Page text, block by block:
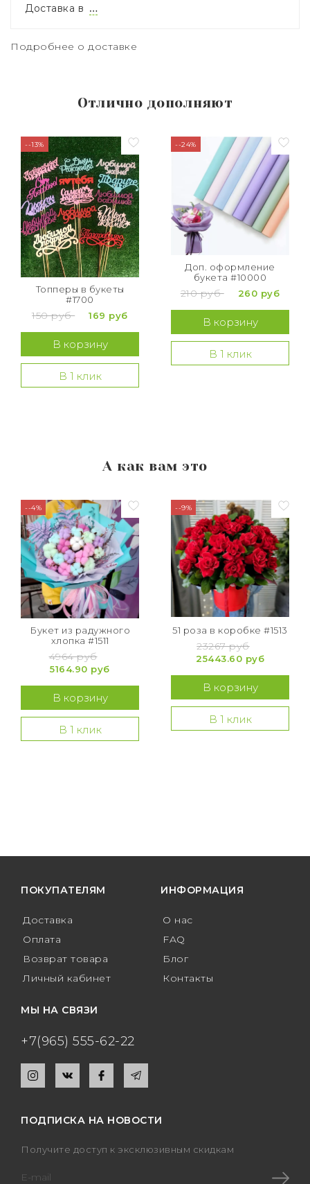
Доставка в …
Подробнее о доставке
Отлично дополняют
--13%
Топперы в букеты
#1700
150 руб 169 руб
В корзину
В 1 клик
--24%
Доп. оформление
букета #10000
210 руб 260 руб
В корзину
В 1 клик
А как вам это
--4%
Букет из радужного
хлопка #1511
4964 руб
5164.90 руб
В корзину
В 1 клик
--9%
51 роза в коробке #1513
23267 руб
25443.60 руб
В корзину
В 1 клик
ПОКУПАТЕЛЯМ
Доставка
Оплата
Возврат товара
Личный кабинет
ИНФОРМАЦИЯ
О нас
FAQ
Блог
Контакты
МЫ НА СВЯЗИ
+7(965) 555-62-22
ПОДПИСКА НА НОВОСТИ
Получите доступ к эксклюзивным скидкам